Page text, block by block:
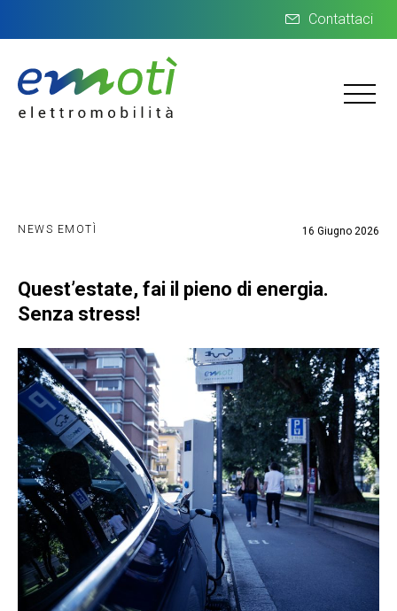
Contattaci
NEWS EMOTÌ 16 Giugno 2026
Quest’estate, fai il pieno di energia.
Senza stress!